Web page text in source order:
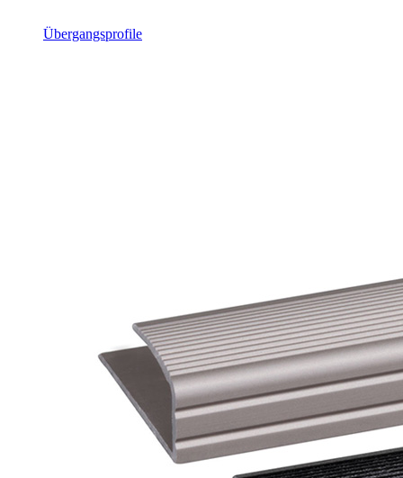
Übergangsprofile